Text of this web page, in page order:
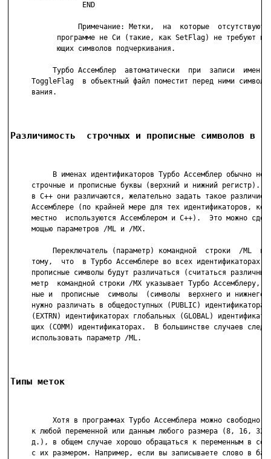
                 END
Примечание: Метки,  на  которые  отсутствуют
программе не Си (такие, как SetFlag) не требуют
           ющих символов подчеркивания.
Турбо Ассемблер  автоматически  при  записи  имен
ToggleFlag  в объектный файл поместит перед ними символ
     вания.
Различимость  строчных и прописные символов в
В именах идентификаторов Турбо Ассемблер обычно не
строчные и прописные буквы (верхний и нижний регистр).
в С++ они различаются, желательно задать такое различие
Ассемблере (по крайней мере для тех идентификаторов,
местно  используются Ассемблером и С++).  Это можно
     мощью параметров /ML и /MX.
Переключатель (параметр) командной  строки  /ML
тому,  что  в Турбо Ассемблере во всех идентификаторах
прописные символы будут различаться (считаться
метр  командной строки /MX указывает Турбо Ассемблеру,
ные и  прописные  символы  (символы  верхнего и нижнего
нужно различать в общедоступных (PUBLIC)
(EXTRN) идентификаторах глобальных (GLOBAL)
щих (COMM) идентификаторах.  В большинстве случаев
     использовать параметр /ML.
Типы меток
Хотя в программах Турбо Ассемблера можно свободно
к любой переменной или данным любого размера (8, 16, 32
д.), в общем случае хорошо обращаться к переменным в
с их размером. Например, если вы записываете слово в